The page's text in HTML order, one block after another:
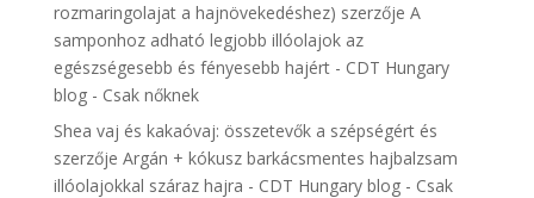
rozmaringolajat a hajnövekedéshez) szerzője A
samponhoz adható legjobb illóolajok az
egészségesebb és fényesebb hajért - CDT Hungary
blog - Csak nőknek
Shea vaj és kakaóvaj: összetevők a szépségért és
szerzője Argán + kókusz barkácsmentes hajbalzsam
illóolajokkal száraz hajra - CDT Hungary blog - Csak